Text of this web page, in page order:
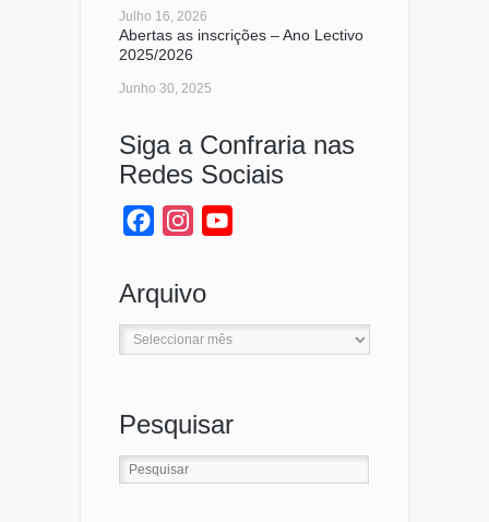
Julho 16, 2026
Abertas as inscrições – Ano Lectivo
2025/2026
Junho 30, 2025
Siga a Confraria nas
Redes Sociais
FacebookInstagram
Arquivo
Arquivo
Pesquisar